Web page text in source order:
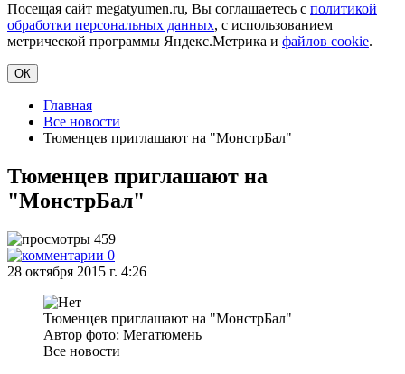
Посещая сайт megatyumen.ru, Вы соглашаетесь с политикой
обработки персональных данных, с использованием
метрической программы Яндекс.Метрика и файлов cookie.
ОК
Главная
Все новости
Тюменцев приглашают на "МонстрБал"
Тюменцев приглашают на
"МонстрБал"
459
0
28 октября 2015 г. 4:26
Тюменцев приглашают на "МонстрБал"
Автор фото: Мегатюмень
Все новости